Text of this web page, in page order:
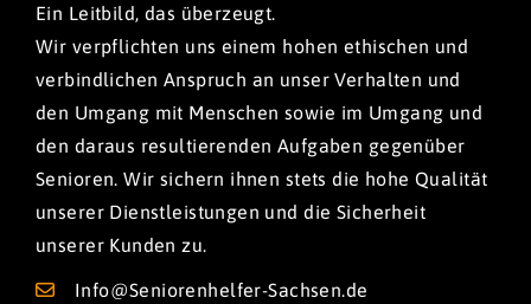
Ein Leitbild, das überzeugt.
Wir verpflichten uns einem hohen ethischen und
verbindlichen Anspruch an unser Verhalten und
den Umgang mit Menschen sowie im Umgang und
den daraus resultierenden Aufgaben gegenüber
Senioren. Wir sichern ihnen stets die hohe Qualität
unserer Dienstleistungen und die Sicherheit
unserer Kunden zu.
Info@Seniorenhelfer-Sachsen.de